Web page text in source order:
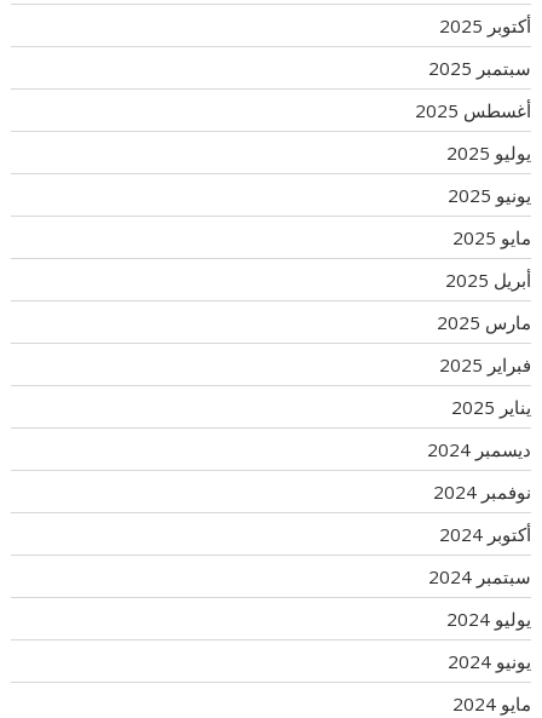
أكتوبر 2025
سبتمبر 2025
أغسطس 2025
يوليو 2025
يونيو 2025
مايو 2025
أبريل 2025
مارس 2025
فبراير 2025
يناير 2025
ديسمبر 2024
نوفمبر 2024
أكتوبر 2024
سبتمبر 2024
يوليو 2024
يونيو 2024
مايو 2024